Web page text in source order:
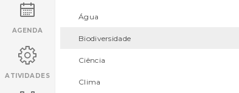
AGENDA
ATIVIDADES
Água
Biodiversidade
Ciência
Clima